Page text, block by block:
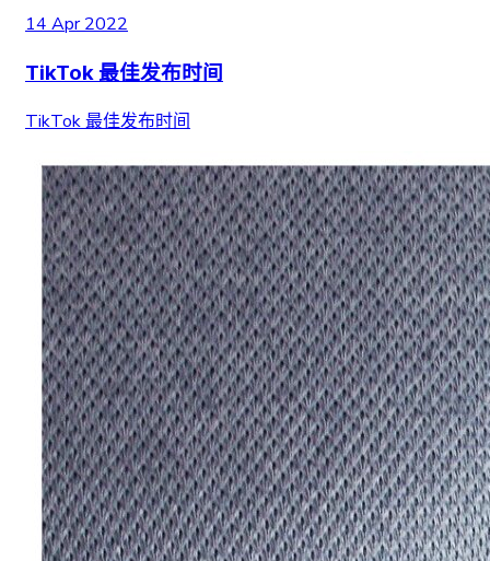
14 Apr 2022
TikTok 最佳发布时间
TikTok 最佳发布时间